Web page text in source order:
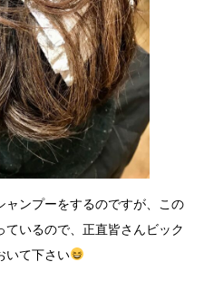
ンプーをするのですが、この
いるので、正直皆さんビック
いて下さい